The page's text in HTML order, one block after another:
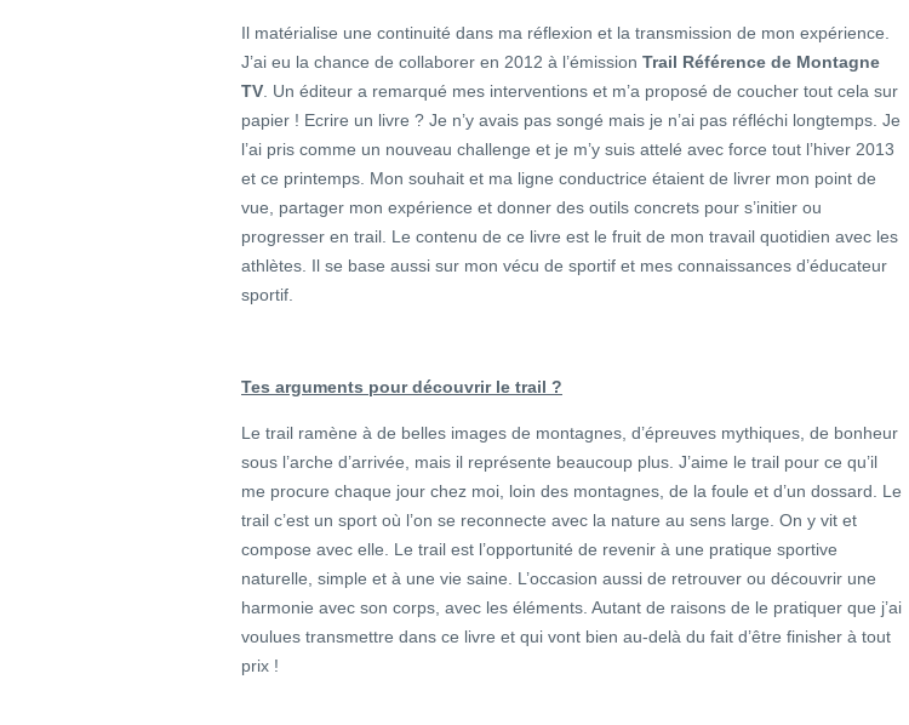
Il matérialise une continuité dans ma réflexion et la transmission de mon expérience.
J’ai eu la chance de collaborer en 2012 à l’émission Trail Référence de Montagne
TV . Un éditeur a remarqué mes interventions et m’a proposé de coucher tout cela sur
papier ! Ecrire un livre ? Je n’y avais pas songé mais je n’ai pas réfléchi longtemps. Je
l’ai pris comme un nouveau challenge et je m’y suis attelé avec force tout l’hiver 2013
et ce printemps. Mon souhait et ma ligne conductrice étaient de livrer mon point de
vue, partager mon expérience et donner des outils concrets pour s’initier ou
progresser en trail. Le contenu de ce livre est le fruit de mon travail quotidien avec les
athlètes. Il se base aussi sur mon vécu de sportif et mes connaissances d’éducateur
sportif.
Tes arguments pour découvrir le trail ?
Le trail ramène à de belles images de montagnes, d’épreuves mythiques, de bonheur
sous l’arche d’arrivée, mais il représente beaucoup plus. J’aime le trail pour ce qu’il
me procure chaque jour chez moi, loin des montagnes, de la foule et d’un dossard. Le
trail c’est un sport où l’on se reconnecte avec la nature au sens large. On y vit et
compose avec elle. Le trail est l’opportunité de revenir à une pratique sportive
naturelle, simple et à une vie saine. L’occasion aussi de retrouver ou découvrir une
harmonie avec son corps, avec les éléments. Autant de raisons de le pratiquer que j’ai
voulues transmettre dans ce livre et qui vont bien au-delà du fait d’être finisher à tout
prix !